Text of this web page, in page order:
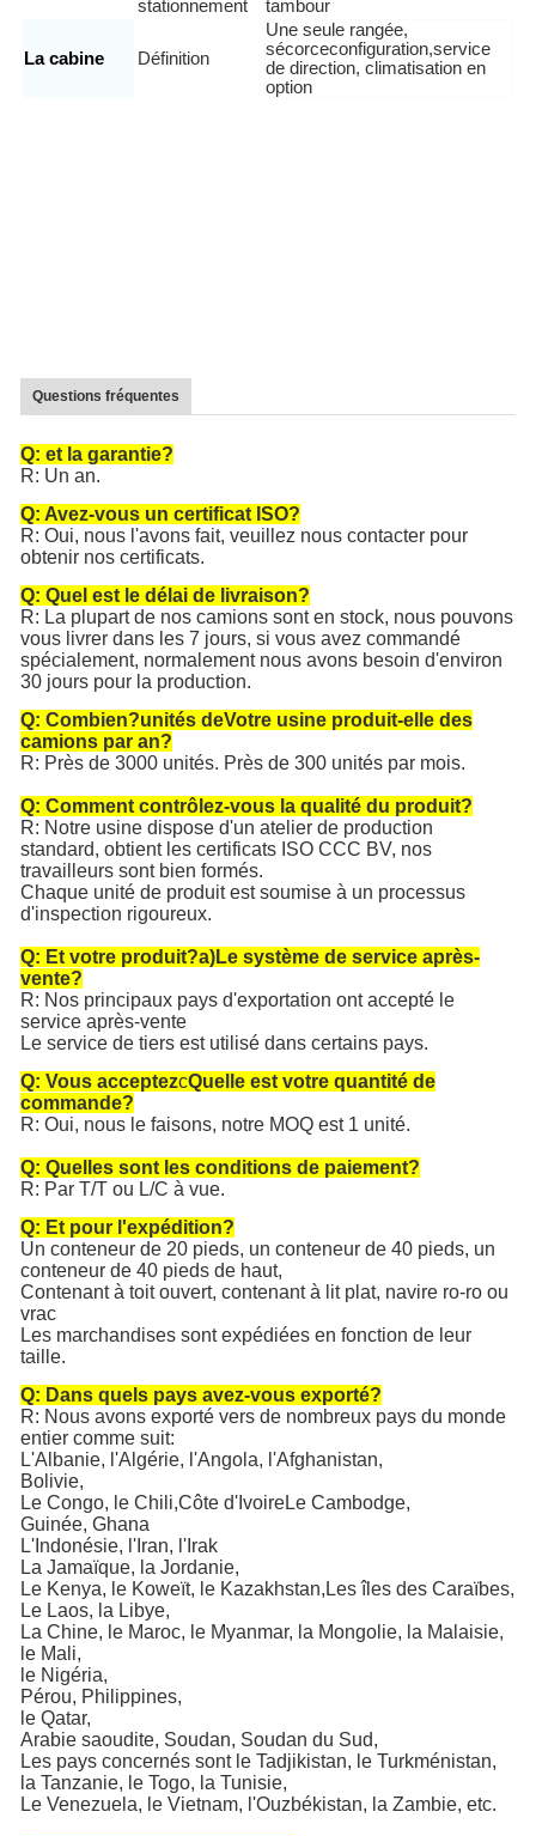
stationnement tambour
La cabine Définition
Une seule rangée,
sécorceconfiguration,service
de direction, climatisation en
option
Questions fréquentes
Q: et la garantie?
R: Un an.
Q: Avez-vous un certificat ISO?
R: Oui, nous l'avons fait, veuillez nous contacter pour
obtenir nos certificats.
Q: Quel est le délai de livraison?
R: La plupart de nos camions sont en stock, nous pouvons
vous livrer dans les 7 jours, si vous avez commandé
spécialement, normalement nous avons besoin d'environ
30 jours pour la production.
Q: Combien?unités deVotre usine produit-elle des
camions par an?
R: Près de 3000 unités. Près de 300 unités par mois.
Q: Comment contrôlez-vous la qualité du produit?
R: Notre usine dispose d'un atelier de production
standard, obtient les certificats ISO CCC BV, nos
travailleurs sont bien formés.
Chaque unité de produit est soumise à un processus
d'inspection rigoureux.
Q: Et votre produit?a)Le système de service après-
vente?
R: Nos principaux pays d'exportation ont accepté le
service après-vente
Le service de tiers est utilisé dans certains pays.
Q: Vous acceptezcQuelle est votre quantité de
commande?
R: Oui, nous le faisons, notre MOQ est 1 unité.
Q: Quelles sont les conditions de paiement?
R: Par T/T ou L/C à vue.
Q: Et pour l'expédition?
Un conteneur de 20 pieds, un conteneur de 40 pieds, un
conteneur de 40 pieds de haut,
Contenant à toit ouvert, contenant à lit plat, navire ro-ro ou
vrac
Les marchandises sont expédiées en fonction de leur
taille.
Q: Dans quels pays avez-vous exporté?
R: Nous avons exporté vers de nombreux pays du monde
entier comme suit:
L'Albanie, l'Algérie, l'Angola, l'Afghanistan,
Bolivie,
Le Congo, le Chili,Côte d'IvoireLe Cambodge,
Guinée, Ghana
L'Indonésie, l'Iran, l'Irak
La Jamaïque, la Jordanie,
Le Kenya, le Koweït, le Kazakhstan, Les îles des Caraïbes,
Le Laos, la Libye,
La Chine, le Maroc, le Myanmar, la Mongolie, la Malaisie,
le Mali,
le Nigéria,
Pérou, Philippines,
le Qatar,
Arabie saoudite, Soudan, Soudan du Sud,
Les pays concernés sont le Tadjikistan, le Turkménistan,
la Tanzanie, le Togo, la Tunisie,
Le Venezuela, le Vietnam, l'Ouzbékistan, la Zambie, etc.